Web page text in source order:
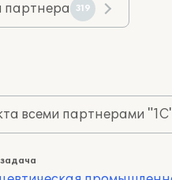
партнера 319
всеми партнерами